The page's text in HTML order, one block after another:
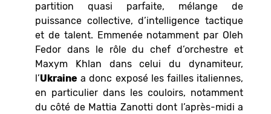
partition quasi parfaite, mélange de
puissance collective, d’intelligence tactique
et de talent. Emmenée notamment par Oleh
Fedor dans le rôle du chef d’orchestre et
Maxym Khlan dans celui du dynamiteur,
l’Ukraine a donc exposé les failles italiennes,
en particulier dans les couloirs, notamment
du côté de Mattia Zanotti dont l’après-midi a